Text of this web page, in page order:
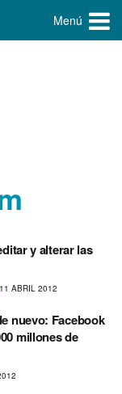
Menú
y alterar las
11 ABRIL 2012
nuevo: Facebook
millones de